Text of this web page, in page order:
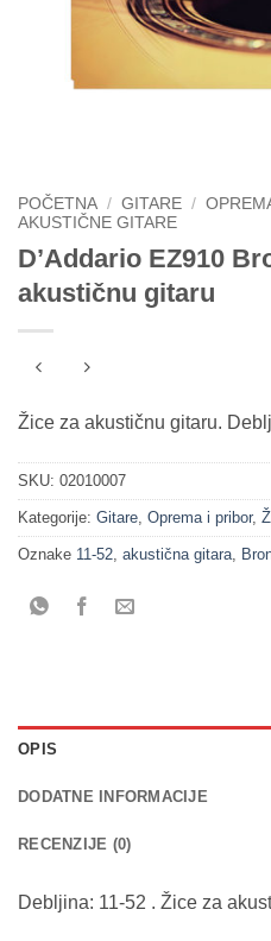
POČETNA / GITARE /
AKUSTIČNE GITARE
D’Addario EZ910
akustičnu gitaru
Žice za akustičnu gitaru.
SKU: 02010007
Kategorije: Gitare, Oprema i pribor,
Oznake 11-52, akustična gitara,
OPIS
DODATNE INFORMACIJE
RECENZIJE (0)
Debljina: 11-52 . Žice za